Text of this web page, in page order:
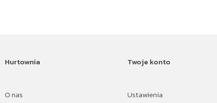
Hurtownia
O nas
Twoje konto
Ustawienia